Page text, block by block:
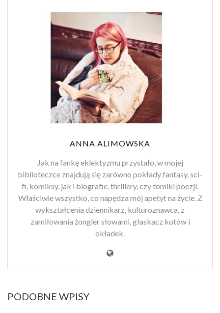
ANNA ALIMOWSKA
Jak na fankę eklektyzmu przystało, w mojej
biblioteczce znajdują się zarówno pokłady fantasy, sci-
fi, komiksy, jak i biografie, thrillery, czy tomiki poezji.
Właściwie wszystko, co napędza mój apetyt na życie. Z
wykształcenia dziennikarz, kulturoznawca, z
zamiłowania żongler słowami, głaskacz kotów i
okładek.
PODOBNE WPISY